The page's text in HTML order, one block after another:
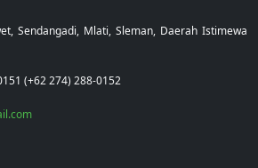
Sendangadi, Mlati, Sleman, Daerah Istimewa
(+62 274) 288-0152